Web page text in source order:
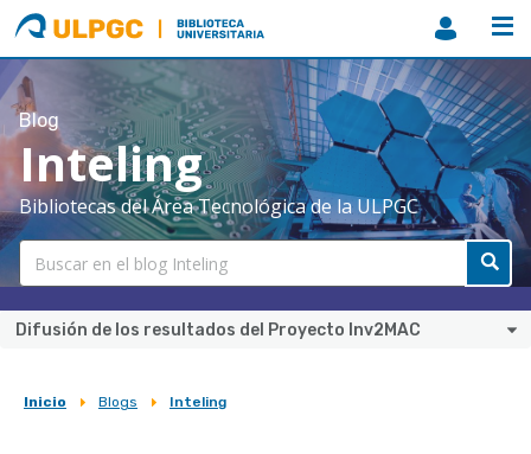
ULPGC
Biblioteca
ULPGC
Blog
Inteling
Bibliotecas del Área Tecnológica de la ULPGC
Difusión de los resultados del Proyecto Inv2MAC
Sobrescribir
Inicio Blogs Inteling